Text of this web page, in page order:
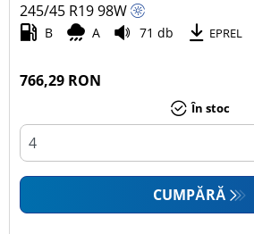
245/45 R1998W
B A 71 db EPREL
766,29 RON
În stoc
CUMPĂRĂ